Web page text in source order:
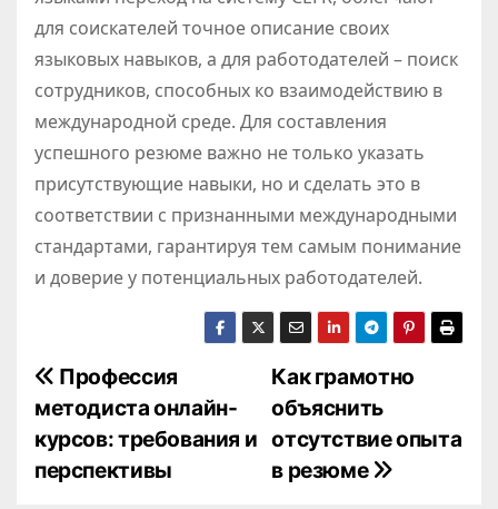
для соискателей точное описание своих
языковых навыков, а для работодателей – поиск
сотрудников, способных ко взаимодействию в
международной среде. Для составления
успешного резюме важно не только указать
присутствующие навыки, но и сделать это в
соответствии с признанными международными
стандартами, гарантируя тем самым понимание
и доверие у потенциальных работодателей.
Н
а
в
Как грамотно
объяснить
отсутствие опыта
в резюме
Профессия
методиста онлайн-
курсов: требования и
перспективы